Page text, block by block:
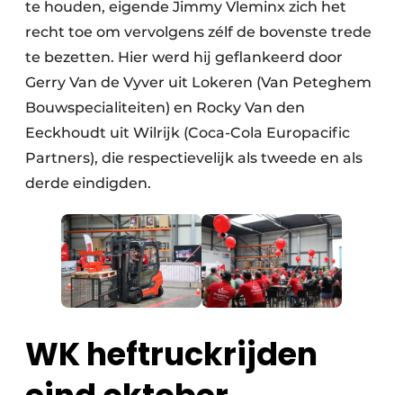
te houden, eigende Jimmy Vleminx zich het
recht toe om vervolgens zélf de bovenste trede
te bezetten. Hier werd hij geflankeerd door
Gerry Van de Vyver uit Lokeren (Van Peteghem
Bouwspecialiteiten) en Rocky Van den
Eeckhoudt uit Wilrijk (Coca-Cola Europacific
Partners), die respectievelijk als tweede en als
derde eindigden.
WK heftruckrijden